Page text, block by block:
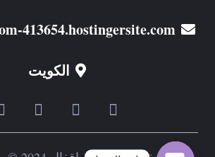
413654.hostingersite.com
الكويت